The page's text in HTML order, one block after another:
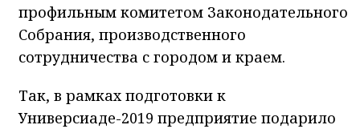
профильным комитетом Законодательного
Собрания, производственного
сотрудничества с городом и краем.
Так, в рамках подготовки к
Универсиаде-2019 предприятие подарило